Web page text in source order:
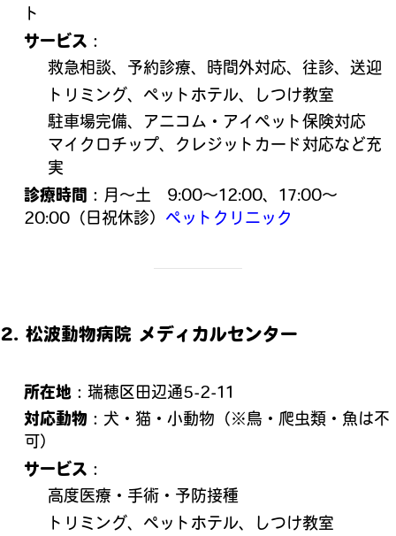
ト
サービス ：
救急相談、予約診療、時間外対応、往診、送迎
トリミング、ペットホテル、しつけ教室
駐車場完備、アニコム・アイペット保険対応
マイクロチップ、クレジットカード対応など充
実
診療時間 ：月～土 9:00～12:00、17:00～
20:00（日祝休診） ペットクリニック
2. 松波動物病院 メディカルセンター
所在地 ：瑞穂区田辺通5‑2‑11
対応動物：犬・猫・小動物（※鳥・爬虫類・魚は不
可）
サービス ：
高度医療・手術・予防接種
トリミング、ペットホテル、しつけ教室